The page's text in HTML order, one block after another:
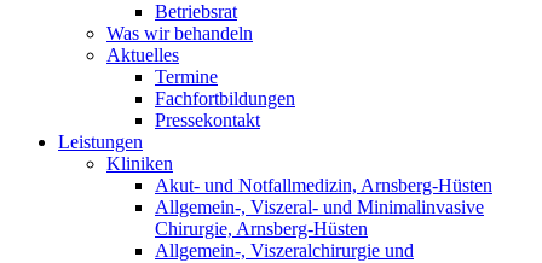
Betriebsrat
Was wir behandeln
Aktuelles
Termine
Fachfortbildungen
Pressekontakt
Leistungen
Kliniken
Akut- und Notfallmedizin, Arnsberg-Hüsten
Allgemein-, Viszeral- und Minimalinvasive
Chirurgie, Arnsberg-Hüsten
Allgemein-, Viszeralchirurgie und